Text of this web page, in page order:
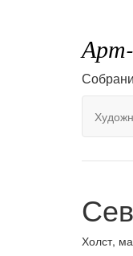
Холст,